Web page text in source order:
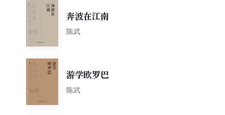
奔波在江南
陈武
游学欧罗巴
陈武